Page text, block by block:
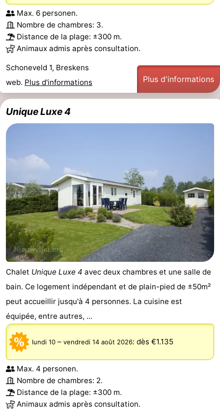
côte
-
Knokke-
Heist
-
Zeebrugge
-
Blankenberge
-
Wenduine
Météo
Contact
Max. 6 personen.
Nombre de chambres: 3.
Distance de la plage: ±300 m.
Animaux admis après consultation.
Schoneveld 1, Breskens
web. Plus d'informations Plus d'informations
Unique Luxe 4
Chalet Unique Luxe 4 avec deux chambres et une salle de
bain. Ce logement indépendant et de plain-pied de ±50m²
peut accueillir jusqu'à 4 personnes. La cuisine est
équipée, entre autres, ...
lundi 10 – vendredi 14 août 2026: dès €1.135
Max. 4 personen.
Nombre de chambres: 2.
Distance de la plage: ±300 m.
Animaux admis après consultation.